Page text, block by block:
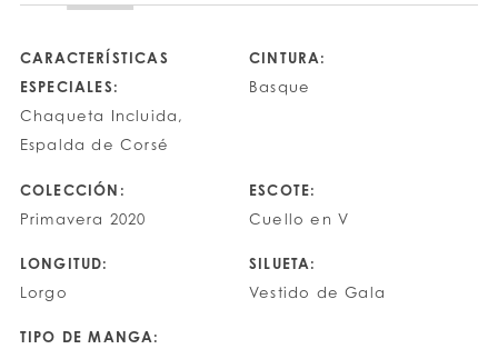
CARACTERÍSTICAS
ESPECIALES:
Chaqueta Incluida,
Espalda de Corsé
CINTURA:
Basque
COLECCIÓN:
Primavera 2020
ESCOTE:
Cuello en V
LONGITUD:
Lorgo
SILUETA:
Vestido de Gala
TIPO DE MANGA: